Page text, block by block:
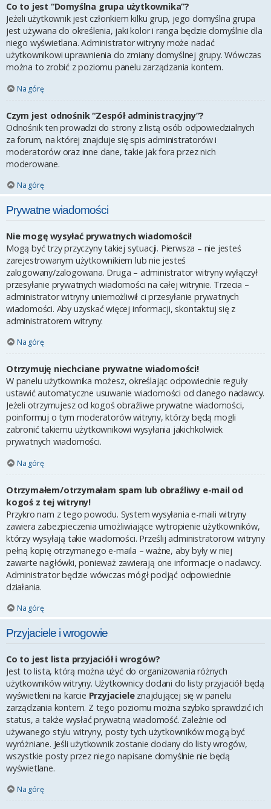
Co to jest “Domyślna grupa użytkownika”?
Jeżeli użytkownik jest członkiem kilku grup, jego domyślna grupa
jest używana do określenia, jaki kolor i ranga będzie domyślnie dla
niego wyświetlana. Administrator witryny może nadać
użytkownikowi uprawnienia do zmiany domyślnej grupy. Wówczas
można to zrobić z poziomu panelu zarządzania kontem.
Na górę
Czym jest odnośnik “Zespół administracyjny”?
Odnośnik ten prowadzi do strony z listą osób odpowiedzialnych
za forum, na której znajduje się spis administratorów i
moderatorów oraz inne dane, takie jak fora przez nich
moderowane.
Na górę
Prywatne wiadomości
Nie mogę wysyłać prywatnych wiadomości!
Mogą być trzy przyczyny takiej sytuacji. Pierwsza – nie jesteś
zarejestrowanym użytkownikiem lub nie jesteś
zalogowany/zalogowana. Druga – administrator witryny wyłączył
przesyłanie prywatnych wiadomości na całej witrynie. Trzecia –
administrator witryny uniemożliwił ci przesyłanie prywatnych
wiadomości. Aby uzyskać więcej informacji, skontaktuj się z
administratorem witryny.
Na górę
Otrzymuję niechciane prywatne wiadomości!
W panelu użytkownika możesz, określając odpowiednie reguły
ustawić automatyczne usuwanie wiadomości od danego nadawcy.
Jeżeli otrzymujesz od kogoś obraźliwe prywatne wiadomości,
poinformuj o tym moderatorów witryny, którzy będą mogli
zabronić takiemu użytkownikowi wysyłania jakichkolwiek
prywatnych wiadomości.
Na górę
Otrzymałem/otrzymałam spam lub obraźliwy e-mail od
kogoś z tej witryny!
Przykro nam z tego powodu. System wysyłania e-maili witryny
zawiera zabezpieczenia umożliwiające wytropienie użytkowników,
którzy wysyłają takie wiadomości. Prześlij administratorowi witryny
pełną kopię otrzymanego e-maila – ważne, aby były w niej
zawarte nagłówki, ponieważ zawierają one informacje o nadawcy.
Administrator będzie wówczas mógł podjąć odpowiednie
działania.
Na górę
Przyjaciele i wrogowie
Co to jest lista przyjaciół i wrogów?
Jest to lista, którą można użyć do organizowania różnych
użytkowników witryny. Użytkownicy dodani do listy przyjaciół będą
wyświetleni na karcie Przyjacieleznajdującej się w panelu
zarządzania kontem. Z tego poziomu można szybko sprawdzić ich
status, a także wysłać prywatną wiadomość. Zależnie od
używanego stylu witryny, posty tych użytkowników mogą być
wyróżniane. Jeśli użytkownik zostanie dodany do listy wrogów,
wszystkie posty przez niego napisane domyślnie nie będą
wyświetlane.
Na górę